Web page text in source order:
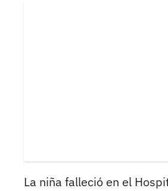
La niña falleció en el